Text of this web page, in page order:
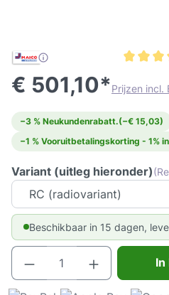
Lowest Price Guarantee
€ 501,10*Prijzen incl.
−3 % Neukundenrabatt.(−€ 15,03)
−1 % Vooruitbetalingskorting - 1%
Variant (uitleg hieronder)
Beschikbaar in 15 dagen,